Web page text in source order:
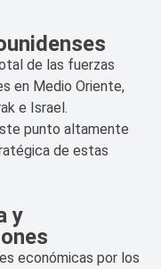
de las fuerzas
en Medio Oriente,
e Israel.
punto altamente
de estas
y
económicas por los